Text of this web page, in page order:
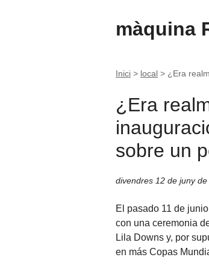
màquina
Inici > local > ¿Era
¿Era
sobre un
divendres 12 de juny
El pasado 11 de
con una ceremonia
Lila Downs y, por
en más Copas